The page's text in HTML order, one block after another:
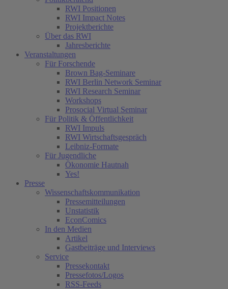
RWI Positionen
RWI Impact Notes
Projektberichte
Über das RWI
Jahresberichte
Veranstaltungen
Für Forschende
Brown Bag-Seminare
RWI Berlin Network Seminar
RWI Research Seminar
Workshops
Prosocial Virtual Seminar
Für Politik & Öffentlichkeit
RWI Impuls
RWI Wirtschaftsgespräch
Leibniz-Formate
Für Jugendliche
Ökonomie Hautnah
Yes!
Presse
Wissenschaftskommunikation
Pressemitteilungen
Unstatistik
EconComics
In den Medien
Artikel
Gastbeiträge und Interviews
Service
Pressekontakt
Pressefotos/Logos
RSS-Feeds